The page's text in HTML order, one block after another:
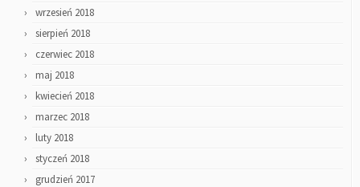
wrzesień 2018
sierpień 2018
czerwiec 2018
maj 2018
kwiecień 2018
marzec 2018
luty 2018
styczeń 2018
grudzień 2017